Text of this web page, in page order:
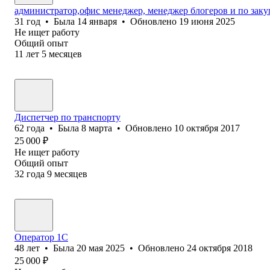
администратор,офис менеджер, менеджер блогеров и по
31 год • Была 14 января • Обновлено 19 июня 2025
Не ищет работу
Общий опыт
11 лет 5 месяцев
Диспетчер по транспорту
62 года • Была 8 марта • Обновлено 10 октября 2017
25 000 ₽
Не ищет работу
Общий опыт
32 года 9 месяцев
Оператор 1С
48 лет • Была 20 мая 2025 • Обновлено 24 октября 2018
25 000 ₽